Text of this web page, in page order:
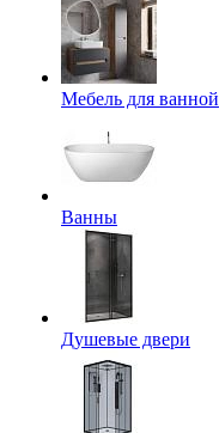
Мебель для ванной
Ванны
Душевые двери